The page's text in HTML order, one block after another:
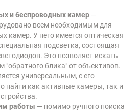
и беспроводных камер —
всем необходимым для
камер. У него имеется оптическая
подсветка, состоящая
Это позволяет искать
"обратного блика" от объективов.
универсальным, с его
как активные камеры, так и
работы — помимо ручного поиска